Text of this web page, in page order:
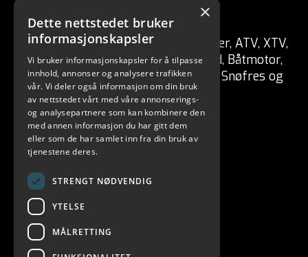
CSP ENGRO AS
Forhandler av fritidskjøretøy Tilhenger, ATV, XTV,
UTV, Mopedbil, Snøscooter, MC, Moped, Båtmotor,
Båt, Vannscooter, Elektriske kjøretøy, Snøfres og
redskaper for skog / hage.
×
Dette nettstedet bruker
informasjonskapsler
Vi bruker informasjonskapsler for å tilpasse
innhold, annonser og analysere trafikken
vår. Vi deler også informasjon om din bruk
av nettstedet vårt med våre annonserings-
og analysepartnere som kan kombinere den
med annen informasjon du har gitt dem
eller som de har samlet inn fra din bruk av
tjenestene deres.
STRENGT NØDVENDIG
YTELSE
MÅLRETTING